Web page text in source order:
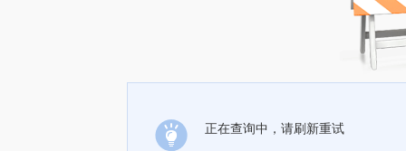
正在查询中，请刷新重试